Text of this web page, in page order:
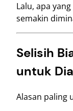
Lalu, apa
semakin
Selisih
untuk
Alasan paling